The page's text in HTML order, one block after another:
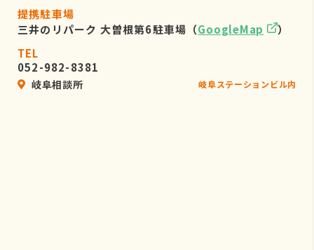
提携駐車場
三井のリパーク 大曽根第6駐車場（GoogleMap
）
TEL
052-982-8381
岐阜相談所 岐阜ステーションビル内